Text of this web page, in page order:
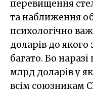
перевищення
та наближення
психологічно
доларів до
багато. Бо
млрд доларів у
всім союзникам